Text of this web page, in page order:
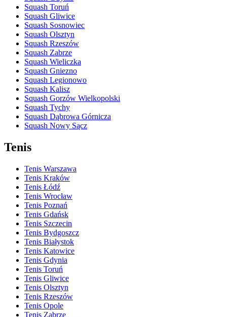
Squash Toruń
Squash Gliwice
Squash Sosnowiec
Squash Olsztyn
Squash Rzeszów
Squash Zabrze
Squash Wieliczka
Squash Gniezno
Squash Legionowo
Squash Kalisz
Squash Gorzów Wielkopolski
Squash Tychy
Squash Dąbrowa Górnicza
Squash Nowy Sącz
Tenis
Tenis Warszawa
Tenis Kraków
Tenis Łódź
Tenis Wrocław
Tenis Poznań
Tenis Gdańsk
Tenis Szczecin
Tenis Bydgoszcz
Tenis Białystok
Tenis Katowice
Tenis Gdynia
Tenis Toruń
Tenis Gliwice
Tenis Olsztyn
Tenis Rzeszów
Tenis Opole
Tenis Zabrze